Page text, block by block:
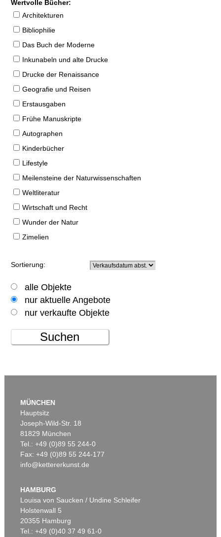
Wertvolle Bücher:
Architekturen
Bibliophilie
Das Buch der Moderne
Inkunabeln und alte Drucke
Drucke der Renaissance
Geografie und Reisen
Erstausgaben
Frühe Manuskripte
Autographen
Kinderbücher
Lifestyle
Meilensteine der Naturwissenschaften
Weltliteratur
Wirtschaft und Recht
Wunder der Natur
Zimelien
Sortierung:
alle Objekte
nur aktuelle Angebote
nur verkaufte Objekte
Suchen
MÜNCHEN
Hauptsitz
Joseph-Wild-Str. 18
81829 München
Tel.: +49 (0)89 55 244-0
Fax: +49 (0)89 55 244-177
info@kettererkunst.de
HAMBURG
Louisa von Saucken / Undine Schleifer
Holstenwall 5
20355 Hamburg
Tel.: +49 (0)40 37 49 61-0